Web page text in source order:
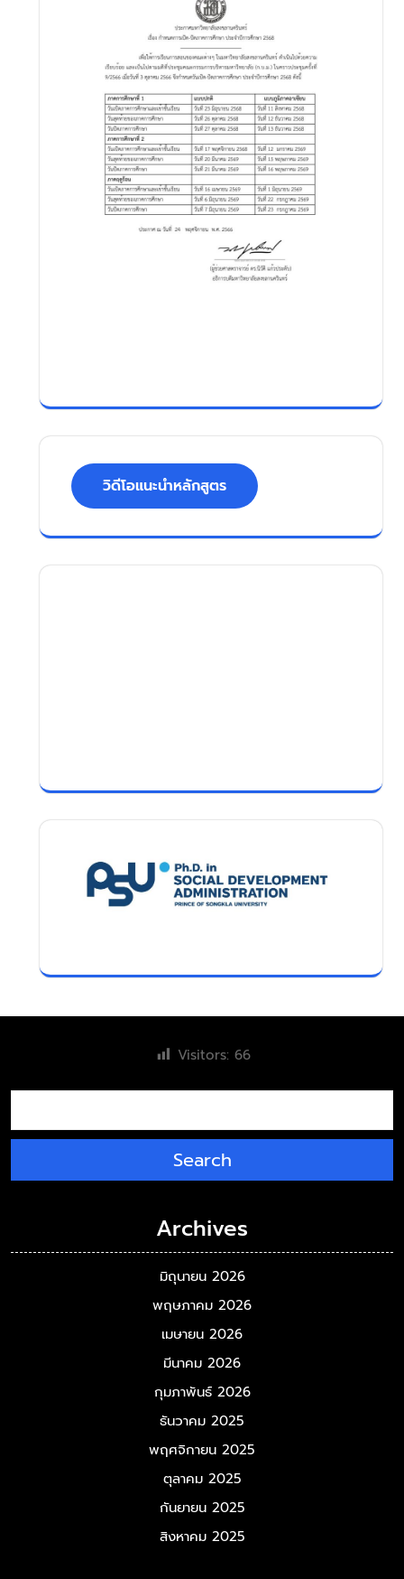
วิดีโอแนะนำหลักสูตร
Visitors: 66
Search
Archives
มิถุนายน 2026
พฤษภาคม 2026
เมษายน 2026
มีนาคม 2026
กุมภาพันธ์ 2026
ธันวาคม 2025
พฤศจิกายน 2025
ตุลาคม 2025
กันยายน 2025
สิงหาคม 2025